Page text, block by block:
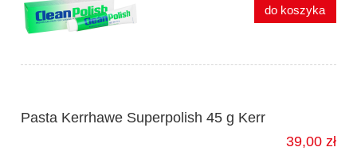
do koszyka
Pasta Kerrhawe Superpolish 45 g Kerr
39,00 zł